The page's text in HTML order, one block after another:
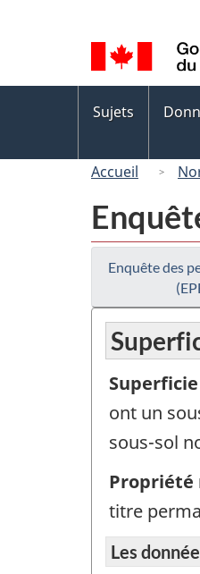
de
la
langue
des
Sujets
Accueil
Enquête des
ont un
sous-sol
Propriété
titre
Les